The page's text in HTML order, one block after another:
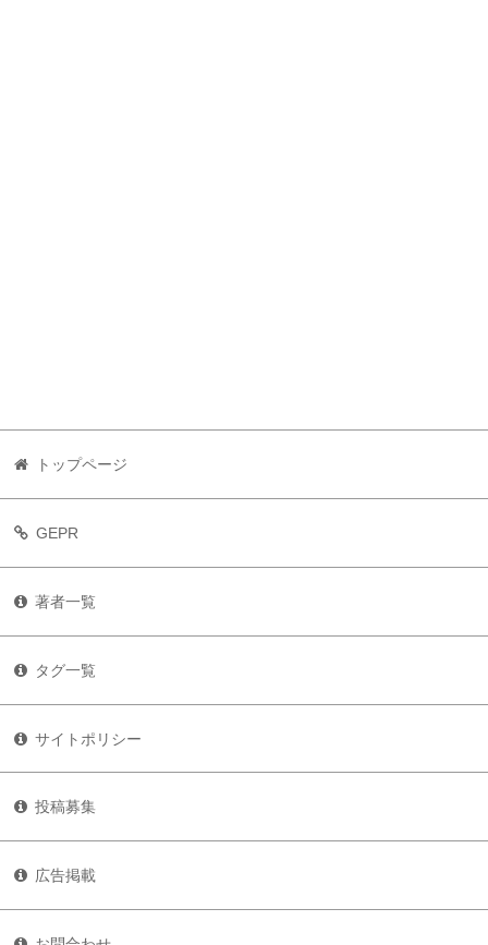
トップページ
GEPR
著者一覧
タグ一覧
サイトポリシー
投稿募集
広告掲載